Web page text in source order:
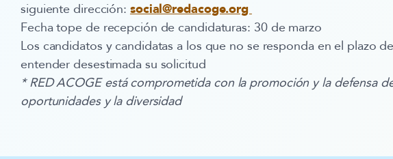
siguiente dirección: social@redacoge.org
Fecha tope de recepción de candidaturas: 30 de marzo
Los candidatos y candidatas a los que no se responda en el plazo
entender desestimada su solicitud
* RED ACOGE está comprometida con la promoción y la defensa
oportunidades y la diversidad